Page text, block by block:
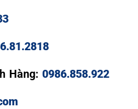
Hàng: 0986.858.922